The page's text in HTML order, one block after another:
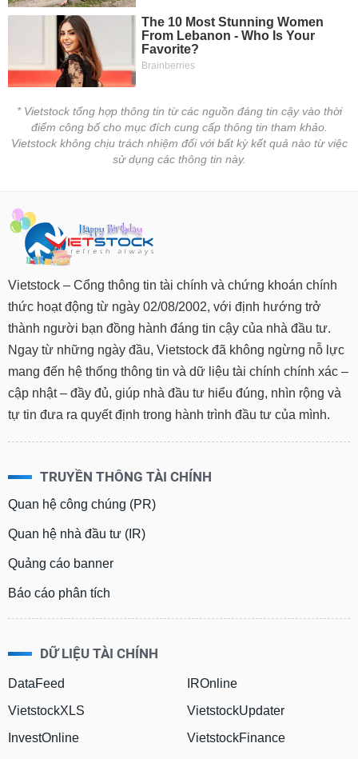
* Vietstock tổng hợp thông tin từ các nguồn đáng tin cậy vào thời
điểm công bố cho mục đích cung cấp thông tin tham khảo.
Vietstock không chịu trách nhiệm đối với bất kỳ kết quả nào từ việc
sử dụng các thông tin này.
Vietstock – Cổng thông tin tài chính và chứng khoán chính
thức hoạt động từ ngày 02/08/2002, với định hướng trở
thành người bạn đồng hành đáng tin cậy của nhà đầu tư.
Ngay từ những ngày đầu, Vietstock đã không ngừng nỗ lực
mang đến hệ thống thông tin và dữ liệu tài chính chính xác –
cập nhật – đầy đủ, giúp nhà đầu tư hiểu đúng, nhìn rộng và
tự tin đưa ra quyết định trong hành trình đầu tư của mình.
TRUYỀN THÔNG TÀI CHÍNH
Quan hệ công chúng (PR)
Quan hệ nhà đầu tư (IR)
Quảng cáo banner
Báo cáo phân tích
DỮ LIỆU TÀI CHÍNH
DataFeed
VietstockXLS
InvestOnline
IROnline
VietstockUpdater
VietstockFinance
ÍCH
BẤT
ĐỘNG
SẢN
Tất cả Cổ phiếu
Lãnh
đạo
(-)
Tất cả Người nội bộ Người liên quan Cổ đông lớn
Tin
tức
(-)
của
giả
Báo
phân
(-)
ngữ